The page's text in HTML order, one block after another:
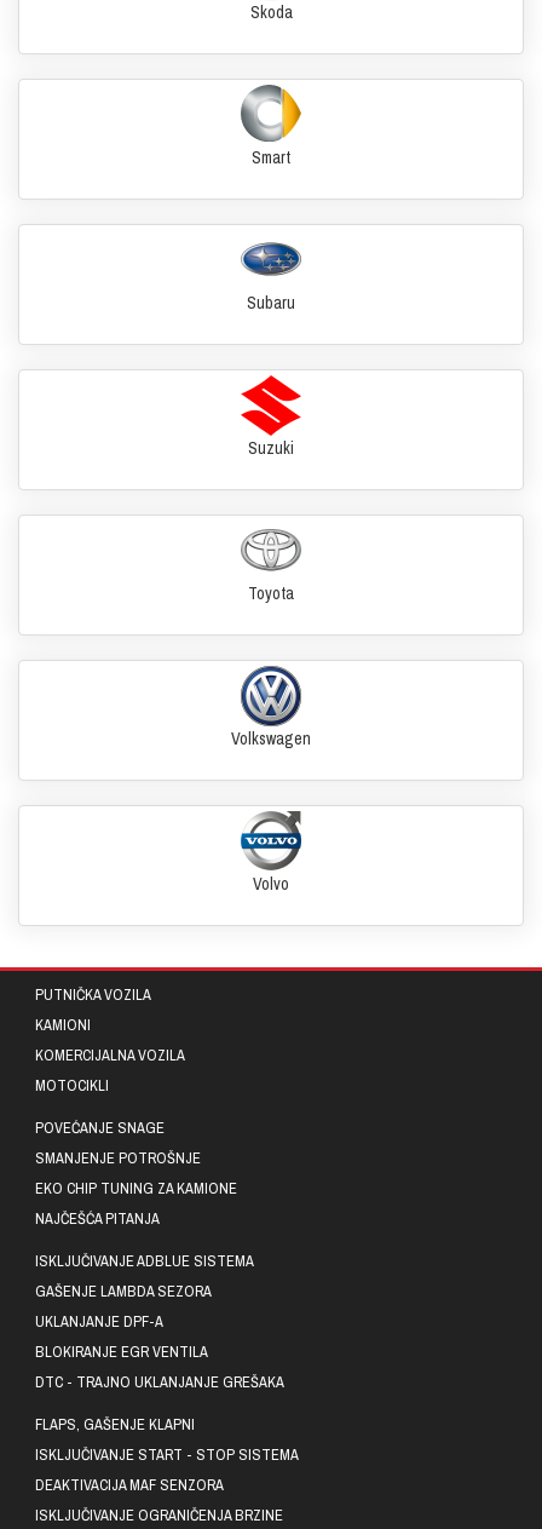
Skoda
Smart
Subaru
Suzuki
Toyota
Volkswagen
Volvo
PUTNIČKA VOZILA
KAMIONI
KOMERCIJALNA VOZILA
MOTOCIKLI
POVEĆANJE SNAGE
SMANJENJE POTROŠNJE
EKO CHIP TUNING ZA KAMIONE
NAJČEŠĆA PITANJA
ISKLJUČIVANJE ADBLUE SISTEMA
GAŠENJE LAMBDA SEZORA
UKLANJANJE DPF-A
BLOKIRANJE EGR VENTILA
DTC - TRAJNO UKLANJANJE GREŠAKA
FLAPS, GAŠENJE KLAPNI
ISKLJUČIVANJE START - STOP SISTEMA
DEAKTIVACIJA MAF SENZORA
ISKLJUČIVANJE OGRANIČENJA BRZINE